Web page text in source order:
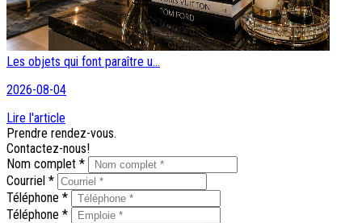
Les objets qui font paraître u...
2026-08-04
Lire l'article
Prendre rendez-vous.
Contactez-nous!
Nom complet *
Courriel *
Téléphone *
Téléphone *